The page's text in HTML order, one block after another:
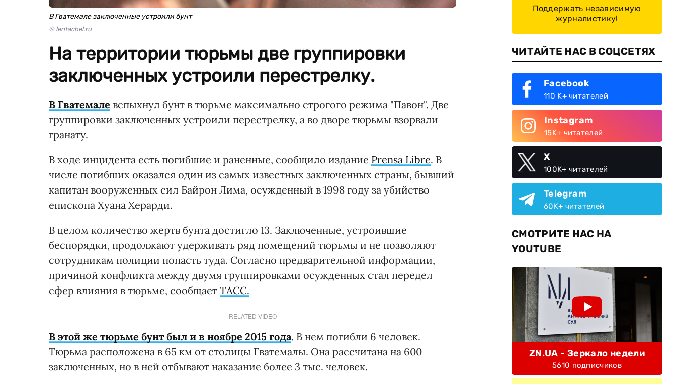
В Гватемале заключенные устроили бунт
© lentachel.ru
На территории тюрьмы две группировки
заключенных устроили перестрелку.
В Гватемале вспыхнул бунт в тюрьме максимально строгого режима "Павон". Две
группировки заключенных устроили перестрелку, а во дворе тюрьмы взорвали
гранату.
В ходе инцидента есть погибшие и раненные, сообщило издание Prensa Libre. В
числе погибших оказался один из самых известных заключенных страны, бывший
капитан вооруженных сил Байрон Лима, осужденный в 1998 году за убийство
епископа Хуана Херарди.
В целом количество жертв бунта достигло 13. Заключенные, устроившие
беспорядки, продолжают удерживать ряд помещений тюрьмы и не позволяют
сотрудникам полиции попасть туда. Согласно предварительной информации,
причиной конфликта между двумя группировками осужденных стал передел
сфер влияния в тюрьме, сообщает ТАСС.
RELATED VIDEO
В этой же тюрьме бунт был и в ноябре 2015 года. В нем погибли 6 человек.
Тюрьма расположена в 65 км от столицы Гватемалы. Она рассчитана на 600
заключенных, но в ней отбывают наказание более 3 тыс. человек.
Поддержать независимую
журналистику!
ЧИТАЙТЕ НАС В СОЦСЕТЯХ
Facebook
110 K+ читателей
Instagram
15K+ читателей
X
100K+ читателей
Telegram
60K+ читателей
СМОТРИТЕ НАС НА
YOUTUBE
ZN.UA - Зеркало недели
5610 подписчиков